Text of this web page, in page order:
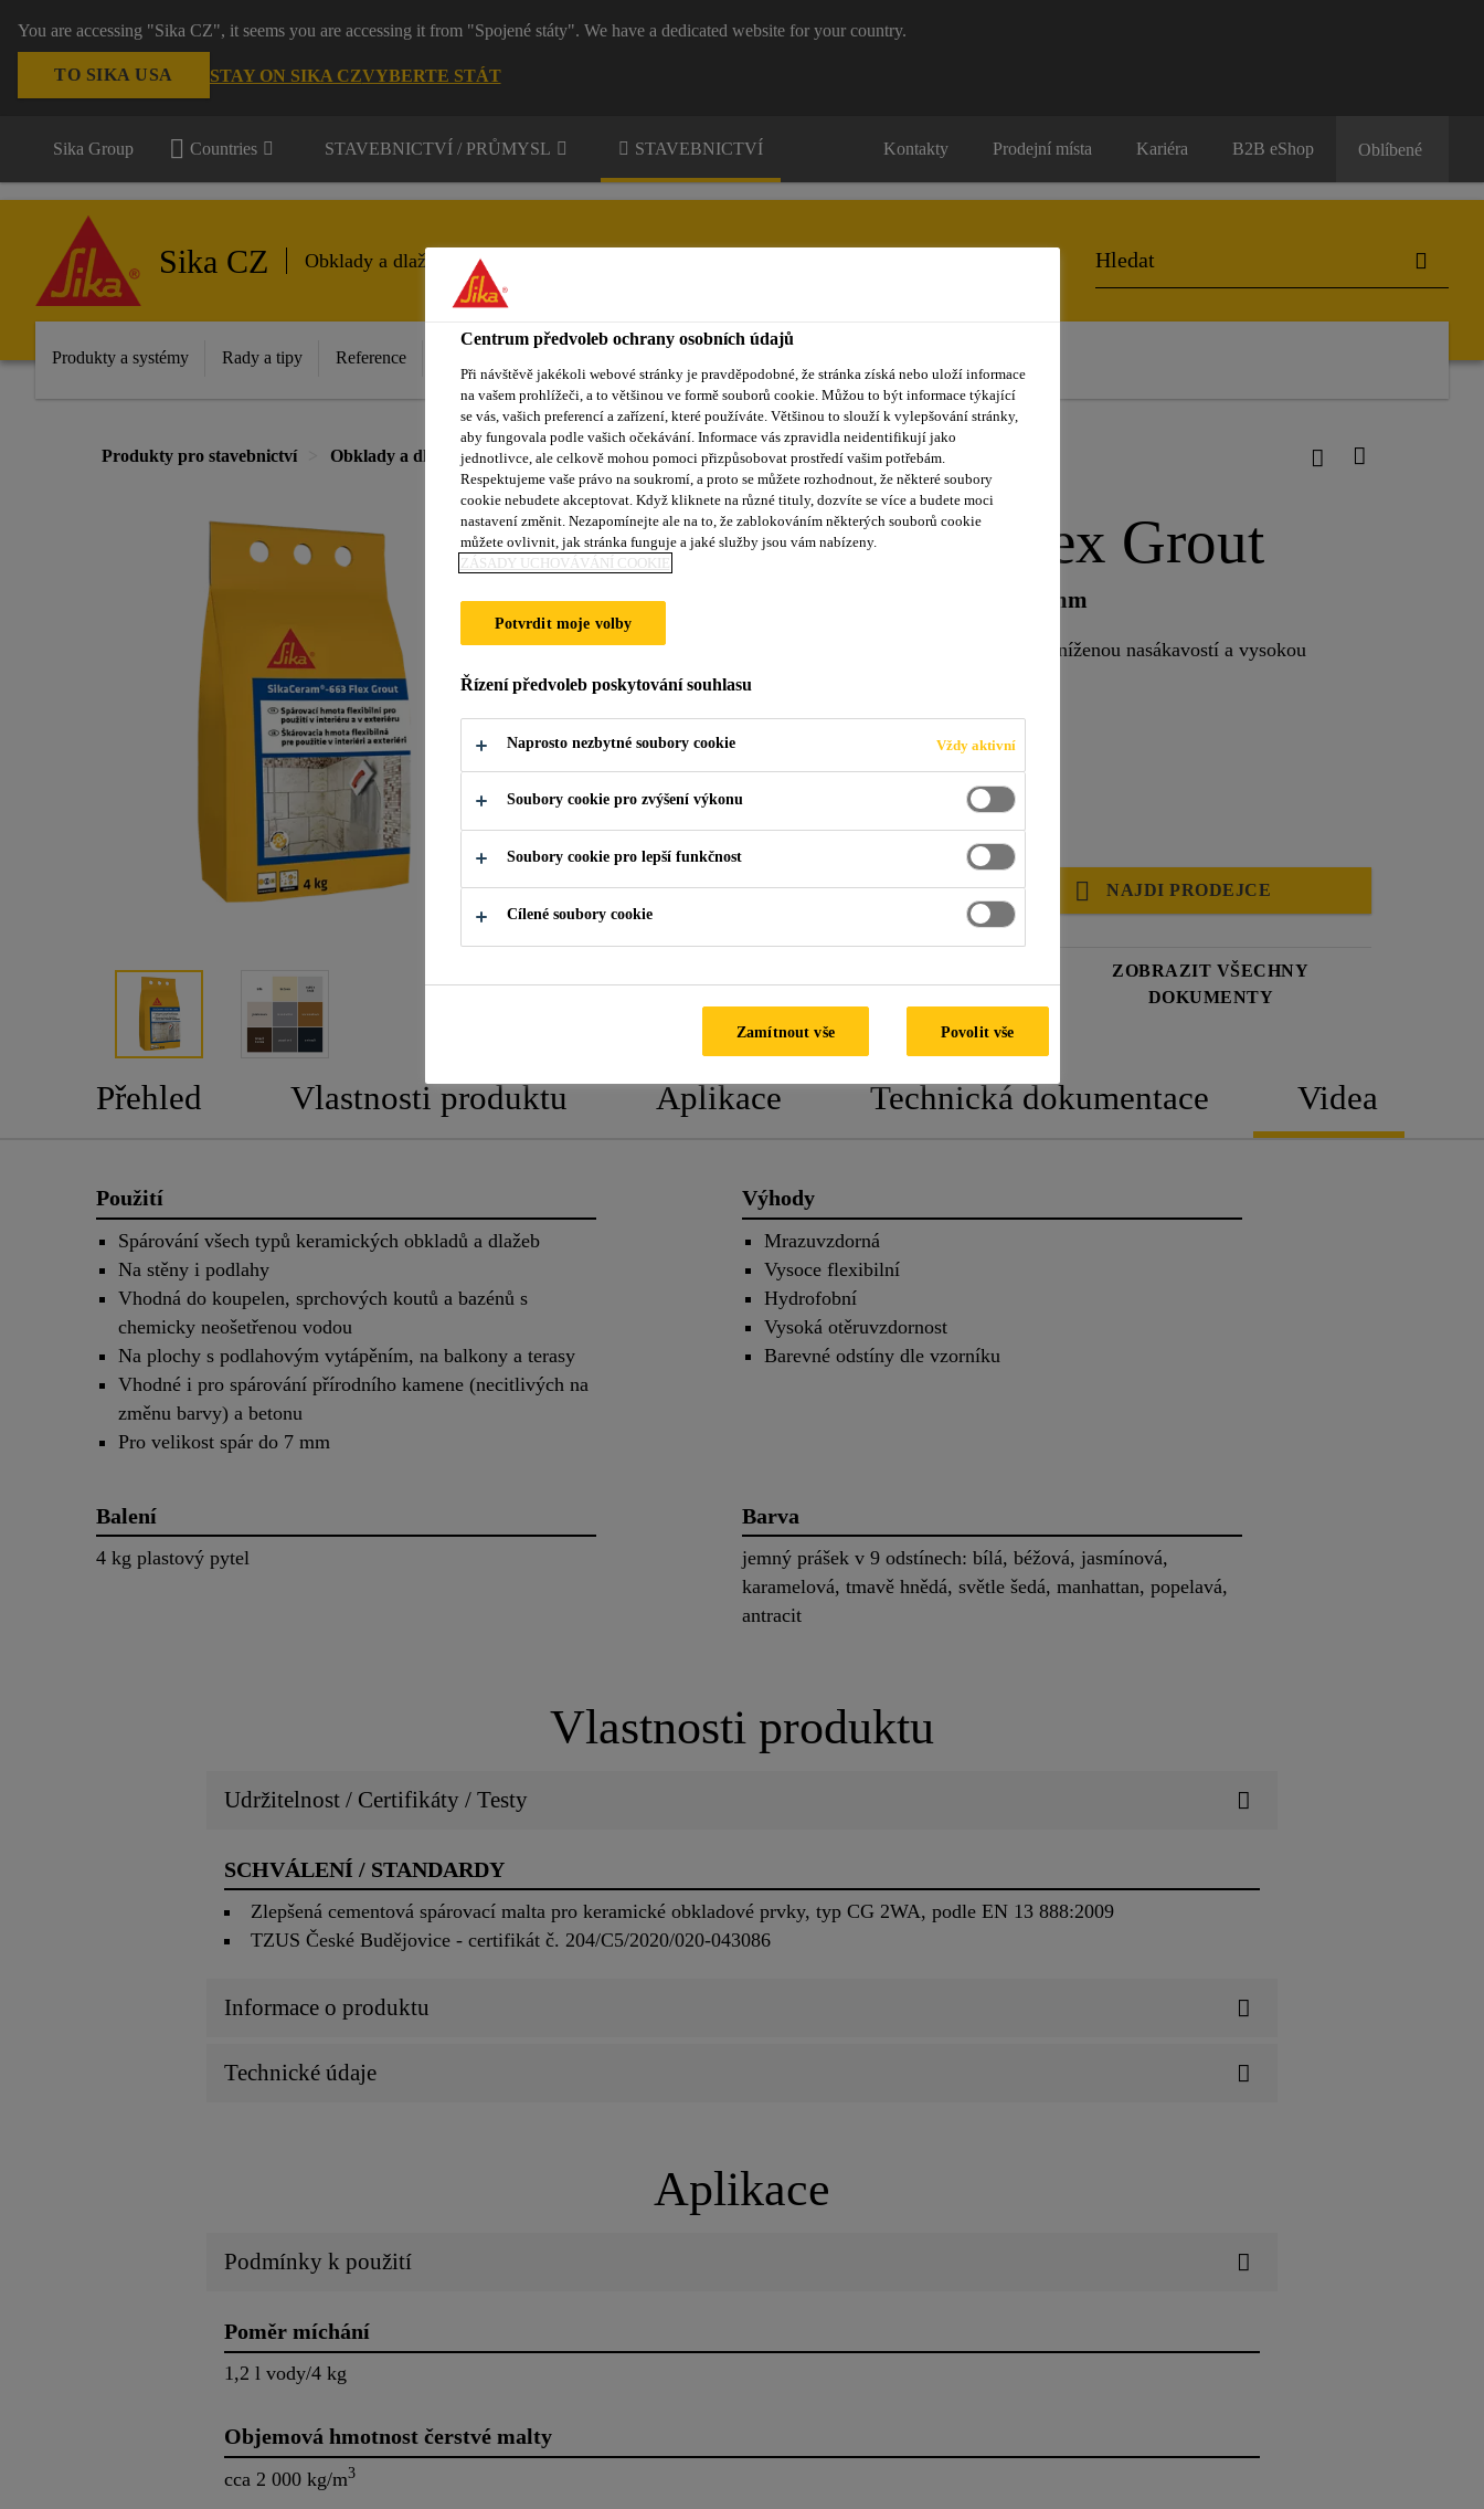
You are accessing "Sika CZ", it seems you are accessing it from "Spojené státy". We have a dedicated website for your country.
TO SIKA USA STAY ON SIKA CZVYBERTE STÁT
Sika Group Countries STAVEBNICTVÍ / PRŮMYSL STAVEBNICTVÍ Kontakty Prodejní místa Kariéra B2B eShop Oblíbené
Sika CZ Obklady a dlažby
Produkty a systémy Rady a tipy Reference
Produkty pro stavebnictví Obklady a dlažby Spárovací hmoty SikaCeram®-663 Flex Grout
SikaCeram®-663 Flex Grout
Cementová spárovací hmota pro spáry šířky 1–7 mm
SikaCeram®-663 Flex Grout je flexibilní spárovací hmota se sníženou nasákavostí a vysokou
otěruvzdorností.
Vysoce flexibilní
NAJDI PRODEJCE
ZOBRAZIT VŠECHNY
DOKUMENTY
Přehled Vlastnosti produktu Aplikace Technická dokumentace Videa
Použití
Spárování všech typů keramických obkladů a dlažeb
Na stěny i podlahy
Vhodná do koupelen, sprchových koutů a bazénů s
chemicky neošetřenou vodou
Na plochy s podlahovým vytápěním, na balkony a terasy
Vhodné i pro spárování přírodního kamene (necitlivých na
změnu barvy) a betonu
Pro velikost spár do 7 mm
Výhody
Mrazuvzdorná
Vysoce flexibilní
Hydrofobní
Vysoká otěruvzdornost
Barevné odstíny dle vzorníku
Balení
4 kg plastový pytel
Barva
jemný prášek v 9 odstínech: bílá, béžová, jasmínová,
karamelová, tmavě hnědá, světle šedá, manhattan, popelavá,
antracit
Vlastnosti produktu
Udržitelnost / Certifikáty / Testy
SCHVÁLENÍ / STANDARDY
Zlepšená cementová spárovací malta pro keramické obkladové prvky, typ CG 2WA, podle EN 13 888:2009
TZUS České Budějovice - certifikát č. 204/C5/2020/020-043086
Informace o produktu
Technické údaje
Aplikace
Podmínky k použití
Poměr míchání
1,2 l vody/4 kg
Objemová hmotnost čerstvé malty
cca 2 000 kg/m3
Centrum předvoleb ochrany osobních údajů
Při návštěvě jakékoli webové stránky je pravděpodobné, že stránka získá nebo uloží informace
na vašem prohlížeči, a to většinou ve formě souborů cookie. Můžou to být informace týkající
se vás, vašich preferencí a zařízení, které používáte. Většinou to slouží k vylepšování stránky,
aby fungovala podle vašich očekávání. Informace vás zpravidla neidentifikují jako
jednotlivce, ale celkově mohou pomoci přizpůsobovat prostředí vašim potřebám.
Respektujeme vaše právo na soukromí, a proto se můžete rozhodnout, že některé soubory
cookie nebudete akceptovat. Když kliknete na různé tituly, dozvíte se více a budete moci
nastavení změnit. Nezapomínejte ale na to, že zablokováním některých souborů cookie
můžete ovlivnit, jak stránka funguje a jaké služby jsou vám nabízeny.
ZÁSADY UCHOVÁVÁNÍ COOKIE
Potvrdit moje volby
Řízení předvoleb poskytování souhlasu
Naprosto nezbytné soubory cookie Vždy aktivní
Soubory cookie pro zvýšení výkonu
Soubory cookie pro lepší funkčnost
Cílené soubory cookie
Zamítnout vše Povolit vše